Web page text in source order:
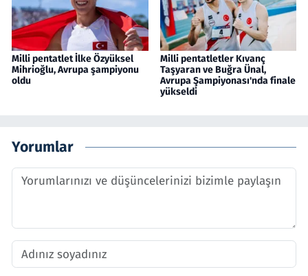
Milli pentatlet İlke Özyüksel
Mihrioğlu, Avrupa şampiyonu
oldu
Milli pentatletler Kıvanç
Taşyaran ve Buğra Ünal,
Avrupa Şampiyonası'nda finale
yükseldi
Yorumlar